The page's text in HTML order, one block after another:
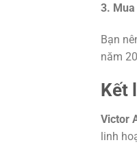
3.
Bạn
năm
Kết
Victor
linh